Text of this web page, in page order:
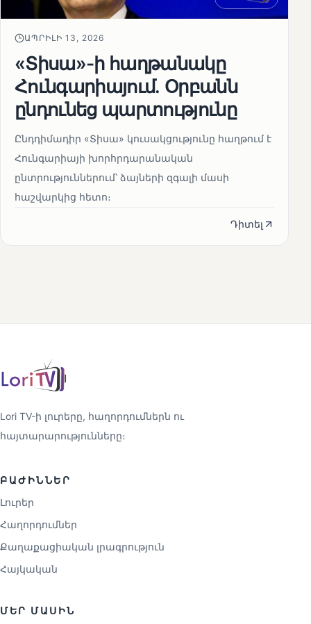
ԱՊՐԻԼԻ 13, 2026
«Տիսա»-ի հաղթանակը
Հունգարիայում․ Օրբանն
ընդունեց պարտությունը
Ընդդիմադիր «Տիսա» կուսակցությունը հաղթում է
Հունգարիայի խորհրդարանական
ընտրություններում՝ ձայների զգալի մասի
հաշվարկից հետո։
Դիտել
Lori TV-ի լուրերը, հաղորդումներն ու
հայտարարությունները։
ԲԱԺԻՆՆԵՐ
Լուրեր
Հաղորդումներ
Քաղաքացիական լրագրություն
Հայկական
ՄԵՐ ՄԱՍԻՆ